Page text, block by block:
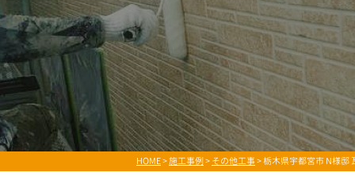
HOME>施工事例>その他工事>栃木県宇都宮市 N様邸